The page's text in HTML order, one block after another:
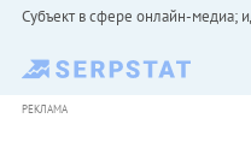
Субъект в сфере онлайн-медиа;
РЕКЛАМА